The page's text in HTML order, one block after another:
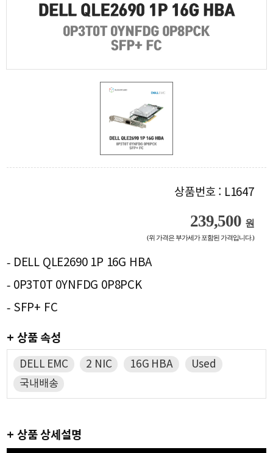
상품번호 : L1647
239,500 원
(위 가격은 부가세가 포함된 가격입니다.)
- DELL QLE2690 1P 16G HBA
- 0P3T0T 0YNFDG 0P8PCK
- SFP+ FC
+ 상품 속성
DELL EMC 2 NIC 16G HBA
Used
국내배송
+ 상품 상세설명